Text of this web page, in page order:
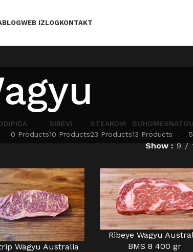
BLOGWEB IZLOGKONTAKT
PIĆA
0 Products
SIREVI
10 Products
STEAKOVI
23 Products
SUHOMESNATO
13 Products
Show 9
KOŠARICU
Wagyu Australia
DODAJ U KOŠARICU
Ribeye Wagyu
BMS 8 400 gr